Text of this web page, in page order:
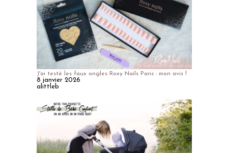
J'ai testé les faux ongles Roxy Nails Paris : mon avis !
8 janvier 2026
alittleb